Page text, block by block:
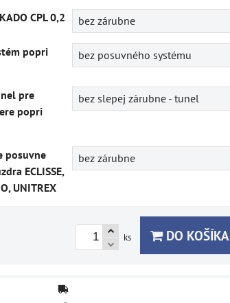
CPL 0,2 bez zárubne
popri
bez posuvného systému
pre
popri
bez slepej zárubne - tunel
posuvne
ECLISSE,
UNITREX
bez zárubne
ks DO KOŠÍKA